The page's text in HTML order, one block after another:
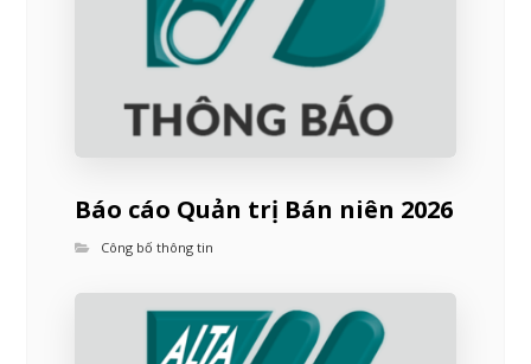
Báo cáo Quản trị Bán niên 2026
Công bố thông tin